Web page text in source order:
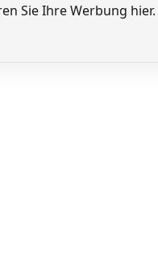
Sie Ihre Werbung hier.